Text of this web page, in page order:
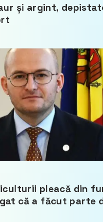
și argint,
pleacă din
că a făcut parte